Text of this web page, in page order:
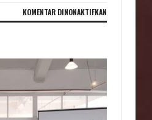
KOMENTAR DINONAKTIFKANPADA
MERIAHKAN
2025,
BUKU